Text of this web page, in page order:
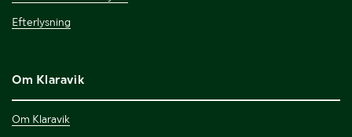
Efterlysning
Om Klaravik
Om Klaravik